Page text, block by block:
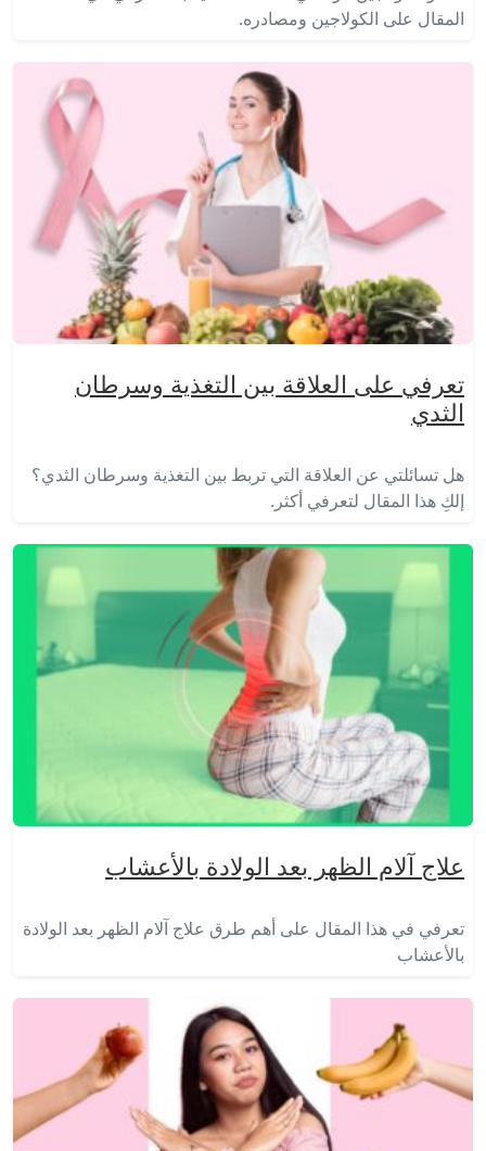
المقال على الكولاجين ومصادره.
تعرفي على العلاقة بين التغذية وسرطان
الثدي
هل تسائلتي عن العلاقة التي تربط بين التغذية وسرطان الثدي؟
إلكِ هذا المقال لتعرفي أكثر.
علاج آلام الظهر بعد الولادة بالأعشاب
تعرفي في هذا المقال على أهم طرق علاج آلام الظهر بعد الولادة
بالأعشاب